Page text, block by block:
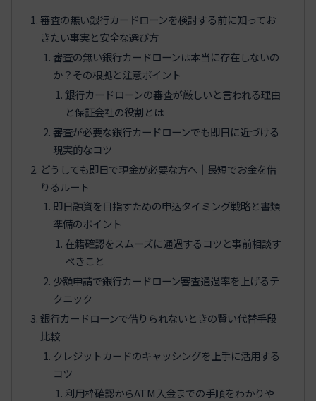
審査の無い銀行カードローンを検討する前に知ってお
きたい事実と安全な選び方
審査の無い銀行カードローンは本当に存在しないの
か？その根拠と注意ポイント
銀行カードローンの審査が厳しいと言われる理由
と保証会社の役割とは
審査が必要な銀行カードローンでも即日に近づける
現実的なコツ
どうしても即日で現金が必要な方へ｜最短でお金を借
りるルート
即日融資を目指すための申込タイミング戦略と書類
準備のポイント
在籍確認をスムーズに通過するコツと事前相談す
べきこと
少額申請で銀行カードローン審査通過率を上げるテ
クニック
銀行カードローンで借りられないときの賢い代替手段
比較
クレジットカードのキャッシングを上手に活用する
コツ
利用枠確認からATM入金までの手順をわかりや